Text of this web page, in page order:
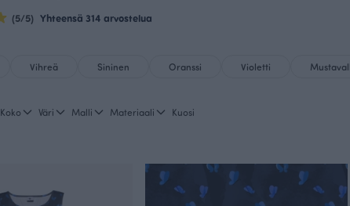
(5/5) Yhteensä 314 arvostelua
Vihreä Sininen Oranssi Violetti
Koko Väri Malli Materiaali Kuosi